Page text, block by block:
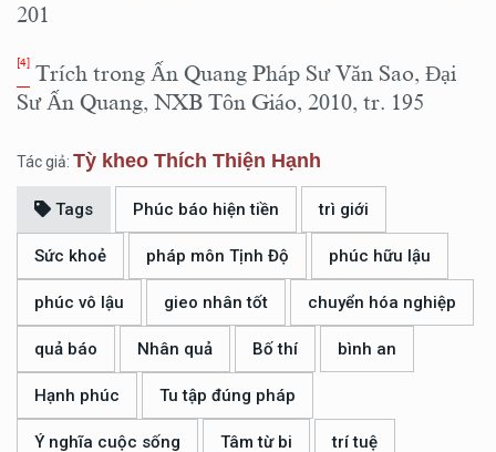
201
[4]
Trích trong Ấn Quang Pháp Sư Văn Sao, Đại
Sư Ấn Quang, NXB Tôn Giáo, 2010, tr. 195
Tác giả: Tỳ kheo Thích Thiện Hạnh
Tags Phúc báo hiện tiền trì giới
Sức khoẻ pháp môn Tịnh Độ phúc hữu lậu
phúc vô lậu gieo nhân tốt chuyển hóa nghiệp
quả báo Nhân quả Bố thí bình an
Hạnh phúc Tu tập đúng pháp
Ý nghĩa cuộc sống Tâm từ bi trí tuệ